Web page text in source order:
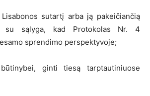
sutartį arba ją pakeičiančią
su sąlyga, kad Protokolas Nr. 4
sprendimo perspektyvoje;
ginti tiesą tarptautiniuose